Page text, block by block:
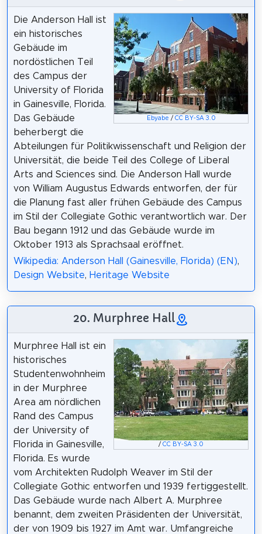
Ebyabe / CC BY-SA 3.0
Die Anderson Hall ist
ein historisches
Gebäude im
nordöstlichen Teil
des Campus der
University of Florida
in Gainesville, Florida.
Das Gebäude
beherbergt die
Abteilungen für Politikwissenschaft und Religion der
Universität, die beide Teil des College of Liberal
Arts and Sciences sind. Die Anderson Hall wurde
von William Augustus Edwards entworfen, der für
die Planung fast aller frühen Gebäude des Campus
im Stil der Collegiate Gothic verantwortlich war. Der
Bau begann 1912 und das Gebäude wurde im
Oktober 1913 als Sprachsaal eröffnet.
Wikipedia: Anderson Hall (Gainesville, Florida) (EN),
Design Website, Heritage Website
20. Murphree Hall
/CC BY-SA 3.0
Murphree Hall ist ein
historisches
Studentenwohnheim
in der Murphree
Area am nördlichen
Rand des Campus
der University of
Florida in Gainesville,
Florida. Es wurde
vom Architekten Rudolph Weaver im Stil der
Collegiate Gothic entworfen und 1939 fertiggestellt.
Das Gebäude wurde nach Albert A. Murphree
benannt, dem zweiten Präsidenten der Universität,
der von 1909 bis 1927 im Amt war. Umfangreiche